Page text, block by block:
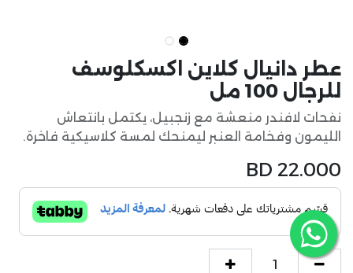
عطر دانيال كلاين اكسكلوسف
للرجال 100 مل
نفحات لافندر منعشة مع زنجبيل، يكتمل بانتعاش
الليمون وفخامة العنبر ليمنحك لمسة كلاسيكية فاخرة.
22.000